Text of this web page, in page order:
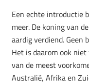
Een echte introductie
meer. De koning van de
aardig verdiend. Geen
Het is daarom ook
van de meest
Australië, Afrika en